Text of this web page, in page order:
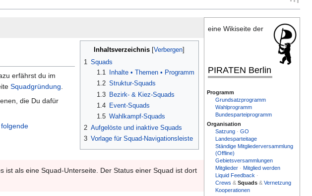
eine Wikiseite der
PIRATEN Berlin
Programm
Grundsatzprogramm
Wahlprogramm
Bundesparteiprogramm
Organisation
Satzung · GO
Landesparteitage
Ständige Mitgliederversammlung
(Offline)
Gebietsversammlungen
Mitglieder · Mitglied werden
Liquid Feedback ·
Crews & Squads & Vernetzung
Kooperationen
Inhaltsverzeichnis
1
Squads
1.1
Inhalte • Themen • Programm
1.2 Struktur-Squads
1.3 Bezirk- & Kiez-Squads
1.4 Event-Squads
1.5 Wahlkampf-Squads
2 Aufgelöste und inaktive Squads
3 Vorlage für Squad-Navigationsleiste
erfährst du im
Squadgründung
die Du dafür
ist als eine Squad-Unterseite. Der Status einer Squad ist dort